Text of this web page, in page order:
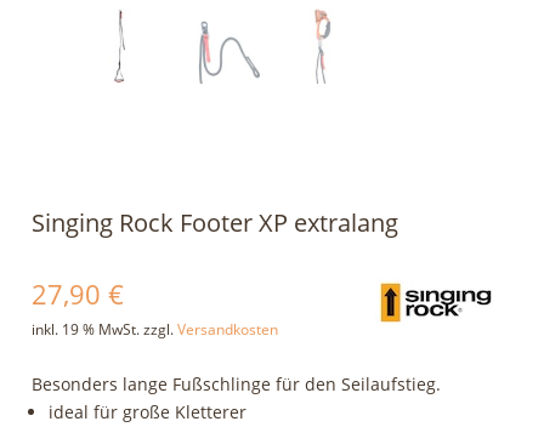
Singing Rock Footer XP extralang
27,90€
inkl. 19 % MwSt.zzgl.Versandkosten
Besonders lange Fußschlinge für den Seilaufstieg.
ideal für große Kletterer